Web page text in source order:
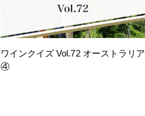
ワインクイズ Vol.72 オーストラリア
④